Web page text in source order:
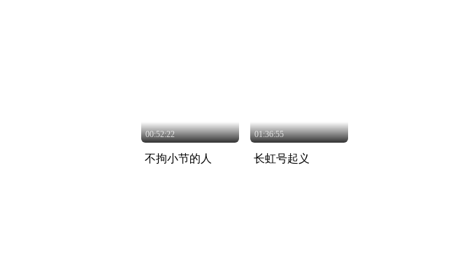
00:52:22
不拘小节的人
01:36:55
长虹号起义